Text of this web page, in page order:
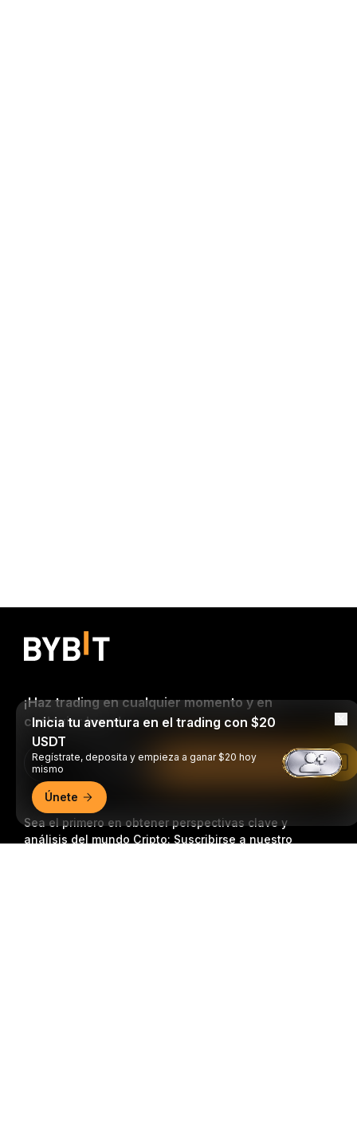
Sea el primero en obtener perspectivas clave y
análisis del mundo Cripto: Suscribirse a nuestro
¡Haz trading en cualquier momento y en
cualquier lugar!
Download Bybit App
Inicia tu aventura en el trading con $20
USDT
Regístrate, deposita y empieza a ganar $20 hoy
mismo
Únete
Leer en la aplicación de Bybit